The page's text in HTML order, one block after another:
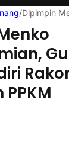
/Dipimpin